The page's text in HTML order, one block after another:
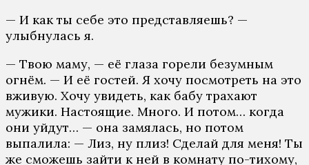
— И как ты себе это представляешь? —
улыбнулась я.
— Твою маму, — её глаза горели безумным
огнём. — И её гостей. Я хочу посмотреть на это
вживую. Хочу увидеть, как бабу трахают
мужики. Настоящие. Много. И потом… когда
они уйдут… — она замялась, но потом
выпалила: — Лиз, ну плиз! Сделай для меня! Ты
же сможешь зайти к ней в комнату по-тихому,